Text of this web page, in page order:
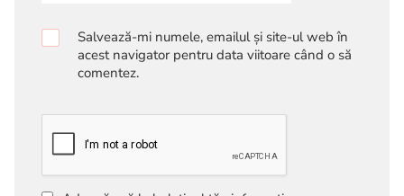
Salvează-mi numele, emailul și site-ul web în
acest navigator pentru data viitoare când o să
comentez.